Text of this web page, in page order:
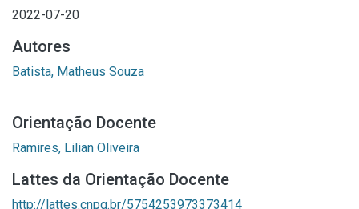
2022-07-20
Autores
Batista, Matheus Souza
Orientação Docente
Ramires, Lilian Oliveira
Lattes da Orientação Docente
http://lattes.cnpq.br/5754253973373414